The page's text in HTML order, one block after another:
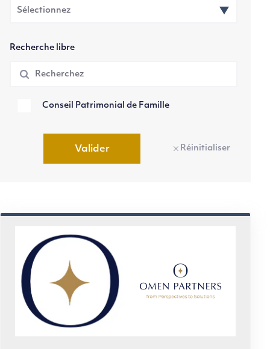
Recherche libre
Conseil Patrimonial de Famille
Valider Réinitialiser